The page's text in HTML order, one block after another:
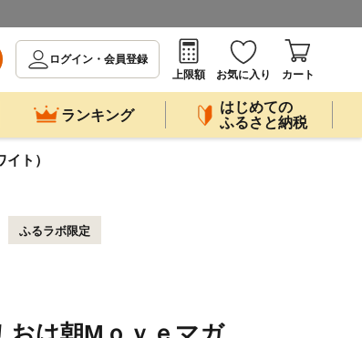
ログイン・会員登録
上限額
お気に入り カート
ランキング
はじめての
ふるさと納税
ト）
ふるラボ限定